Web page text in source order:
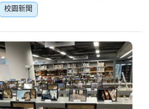
校園新聞